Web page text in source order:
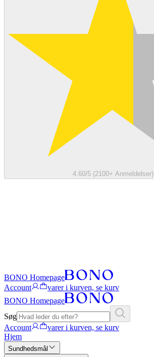
4.60/5 (2100+ Anmeldelser)
BONO Homepage
Account
varer i kurven, se kurv
BONO Homepage
Søg
Account
varer i kurven, se kurv
Hjem
Sundhedsmål